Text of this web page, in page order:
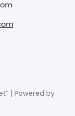
| Powered by